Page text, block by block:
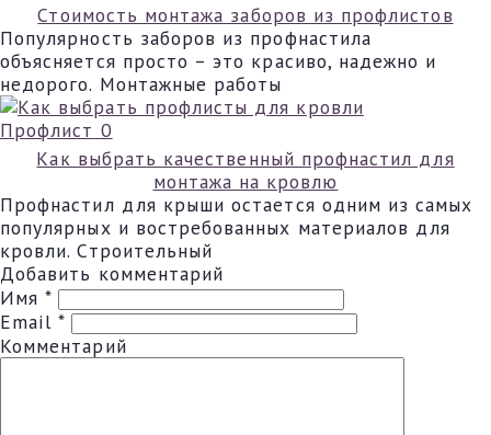
Стоимость монтажа заборов из профлистов
Популярность заборов из профнастила
объясняется просто – это красиво, надежно и
недорого. Монтажные работы
Профлист 0
Как выбрать качественный профнастил для
монтажа на кровлю
Профнастил для крыши остается одним из самых
популярных и востребованных материалов для
кровли. Строительный
Добавить комментарий
Имя*
Email*
Комментарий